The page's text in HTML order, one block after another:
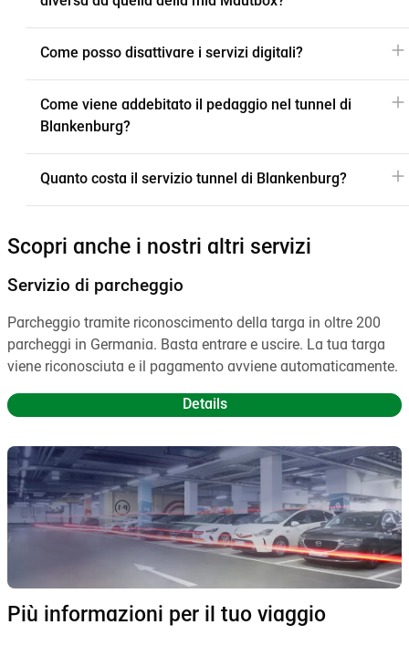
Come posso disattivare i servizi digitali?
Come viene addebitato il pedaggio nel tunnel di
Blankenburg?
Quanto costa il servizio tunnel di Blankenburg?
Scopri anche i nostri altri servizi
Servizio di parcheggio
Parcheggio tramite riconoscimento della targa in oltre 200
parcheggi in Germania. Basta entrare e uscire. La tua targa
viene riconosciuta e il pagamento avviene automaticamente.
Details
Più informazioni per il tuo viaggio